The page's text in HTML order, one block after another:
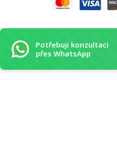
Potřebuji konzultaci
přes WhatsApp